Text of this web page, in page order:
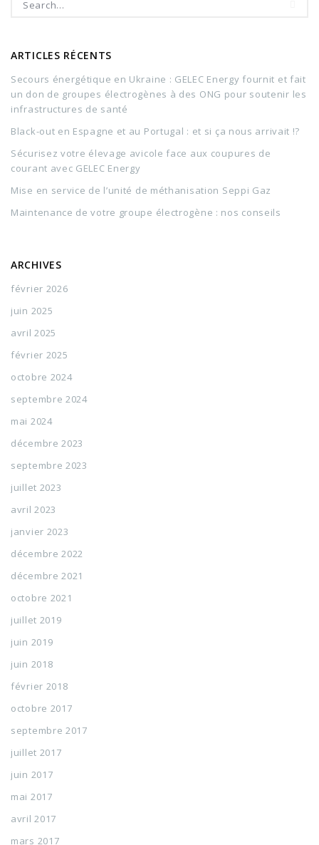
ARTICLES RÉCENTS
Secours énergétique en Ukraine : GELEC Energy fournit et fait
un don de groupes électrogènes à des ONG pour soutenir les
infrastructures de santé
Black-out en Espagne et au Portugal : et si ça nous arrivait !?
Sécurisez votre élevage avicole face aux coupures de
courant avec GELEC Energy
Mise en service de l’unité de méthanisation Seppi Gaz
Maintenance de votre groupe électrogène : nos conseils
ARCHIVES
février 2026
juin 2025
avril 2025
février 2025
octobre 2024
septembre 2024
mai 2024
décembre 2023
septembre 2023
juillet 2023
avril 2023
janvier 2023
décembre 2022
décembre 2021
octobre 2021
juillet 2019
juin 2019
juin 2018
février 2018
octobre 2017
septembre 2017
juillet 2017
juin 2017
mai 2017
avril 2017
mars 2017